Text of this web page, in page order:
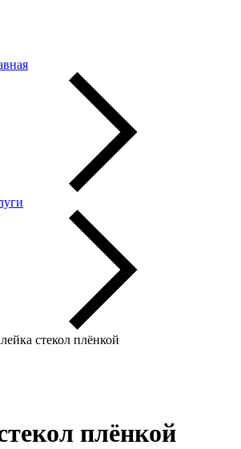
стекол плёнкой
плёнкой